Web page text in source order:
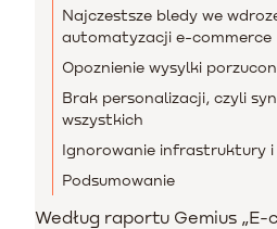
Najczestsze bledy we
automatyzacji e-commerce
Opoznienie wysylki
Brak personalizacji, czyli
wszystkich
Ignorowanie infrastruktury
Podsumowanie
Według raportu Gemius